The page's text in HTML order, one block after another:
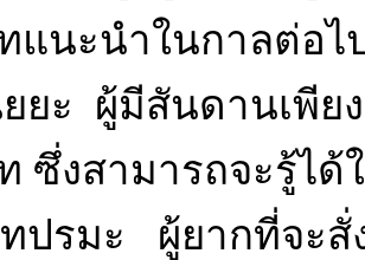
แนะนำในกาลต่อไ
ยะ ผู้มีสันดานเพีย
ซึ่งสามารถจะรู้ได้
รมะ ผู้ยากที่จะสั่